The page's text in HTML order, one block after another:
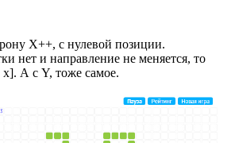
X++, с нулевой позиции.
нет и направление не меняется, то
А с Y, тоже самое.